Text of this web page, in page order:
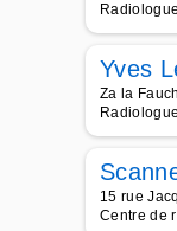
Yves
Za la
15 rue
Centre de